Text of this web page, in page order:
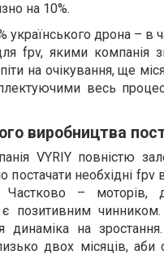
на 10%.
дрона – в
fpv, якими компанія
на очікування, ще
весь
виробництва
VYRIY повністю
постачати необхідні
– моторів,
позитивним
динаміка на
двох місяців, аби